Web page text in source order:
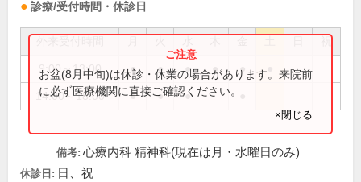
診療/受付時間・休診日
祝
9:00～13:00 ● ● ● ● ●
14:00～18:00 ● ● ●
お盆(8月中旬)は休診・休業の場合があります。来院前
に必ず医療機関に直接ご確認ください。
×閉じる
備考: 心療内科 精神科(現在は月・水曜日のみ)
休診日: 日、祝